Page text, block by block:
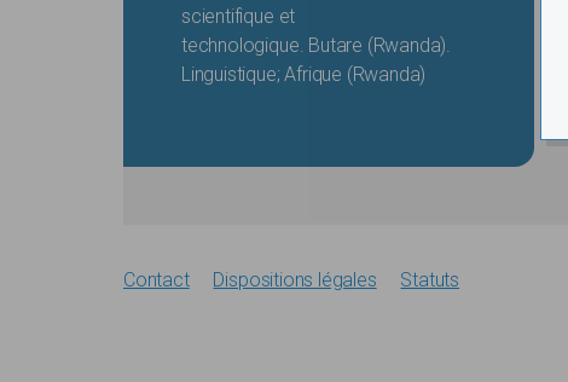
scientifique et
technologique. Butare (Rwanda).
Linguistique; Afrique (Rwanda)
Footer
Contact Dispositions légales Statuts